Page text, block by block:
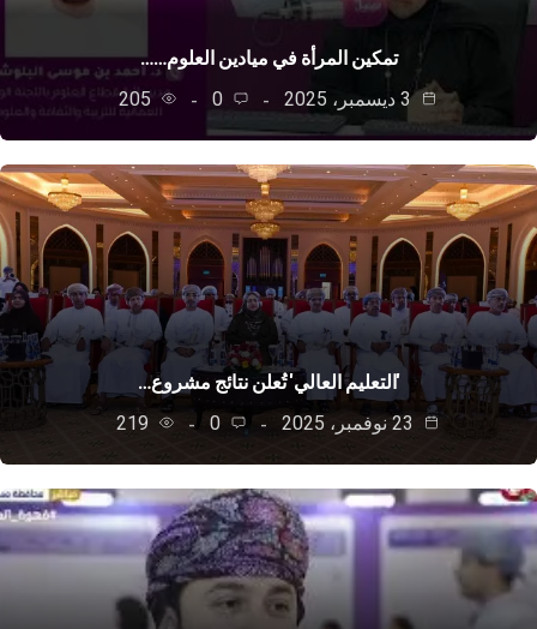
تمكين المرأة في ميادين العلوم……
0
205
'التعليم العالي' تُعلن نتائج مشروع…
0
219